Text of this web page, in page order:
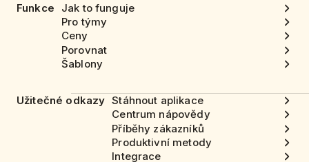
Funkce
Jak to funguje
Pro týmy
Ceny
Porovnat
Šablony
Užitečné odkazy Stáhnout aplikace
Centrum nápovědy
Příběhy zákazníků
Produktivní metody
Integrace